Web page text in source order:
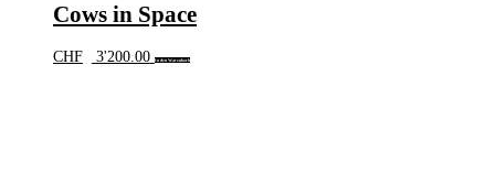
Cows in Space
CHF 3'200.00 In den Warenkorb